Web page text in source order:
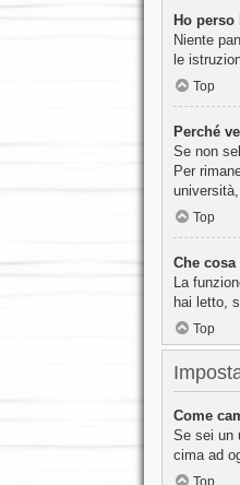
Ho
Niente
le
Top
Perché
Se non
Per
Top
Che
La
hai letto,
Top
Come
Se sei un
cima ad
Top